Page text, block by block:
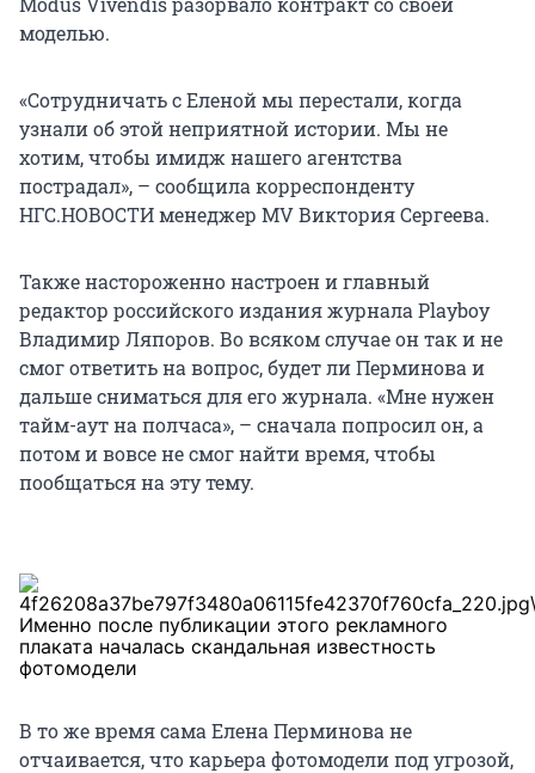
моделью.
«Сотрудничать с Еленой мы перестали, когда
узнали об этой неприятной истории. Мы не
хотим, чтобы имидж нашего агентства
пострадал», – сообщила корреспонденту
НГС.НОВОСТИ менеджер MV Виктория Сергеева.
Также настороженно настроен и главный
редактор российского издания журнала Playboy
Владимир Ляпоров. Во всяком случае он так и не
смог ответить на вопрос, будет ли Перминова и
дальше сниматься для его журнала. «Мне нужен
тайм-аут на полчаса», – сначала попросил он, а
потом и вовсе не смог найти время, чтобы
пообщаться на эту тему.
Именно после публикации этого рекламного
плаката началась скандальная известность
фотомодели
В то же время сама Елена Перминова не
отчаивается, что карьера фотомодели под угрозой,